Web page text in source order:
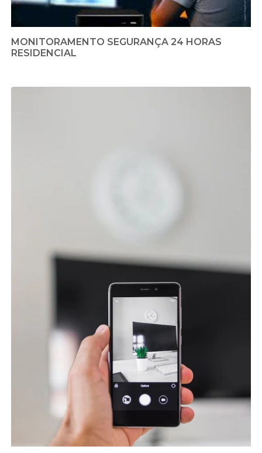
MONITORAMENTO SEGURANÇA 24 HORAS
RESIDENCIAL